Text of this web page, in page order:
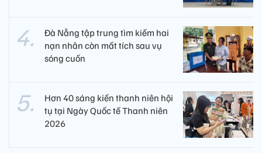
Đà Nẵng tập trung tìm kiếm hai
nạn nhân còn mất tích sau vụ
sóng cuốn
Hơn 40 sáng kiến thanh niên hội
tụ tại Ngày Quốc tế Thanh niên
2026